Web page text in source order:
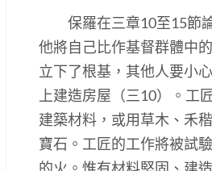
保羅在三章10至15節論
他將自己比作基督群體中
立下了根基，其他人要小
上建造房屋（三10）。工
建築材料，或用草木、禾
寶石。工匠的工作將被試